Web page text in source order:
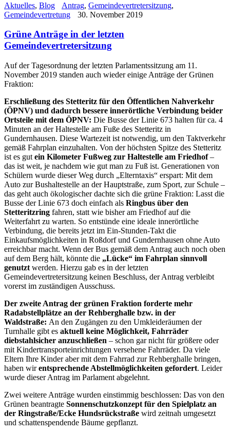
Aktuelles, Blog Antrag, Gemeindevertretersitzung,
Gemeindevertretung
30. November 2019
Grüne Anträge in der letzten
Gemeindevertretersitzung
Auf der Tagesordnung der letzten Parlamentssitzung am 11.
November 2019 standen auch wieder einige Anträge der Grünen
Fraktion:
Erschließung des Stetteritz für den Öffentlichen Nahverkehr
(ÖPNV) und dadurch bessere innerörtliche Verbindung beider
Ortsteile mit dem ÖPNV: Die Busse der Linie 673 halten für ca. 4
Minuten an der Haltestelle am Fuße des Stetteritz in
Gundernhausen. Diese Wartezeit ist notwendig, um den Taktverkehr
gemäß Fahrplan einzuhalten. Von der höchsten Spitze des Stetteritz
ist es gut ein Kilometer Fußweg zur Haltestelle am Friedhof–
das ist weit, je nachdem wie gut man zu Fuß ist. Generationen von
Schülern wurde dieser Weg durch „Elterntaxis“ erspart: Mit dem
Auto zur Bushaltestelle an der Hauptstraße, zum Sport, zur Schule –
das geht auch ökologischer dachte sich die grüne Fraktion: Lasst die
Busse der Linie 673 doch einfach als Ringbus über den
Stetteritzring fahren, statt wie bisher am Friedhof auf die
Weiterfahrt zu warten. So entstünde eine ideale innerörtliche
Verbindung, die bereits jetzt im Ein-Stunden-Takt die
Einkaufsmöglichkeiten in Roßdorf und Gundernhausen ohne Auto
erreichbar macht. Wenn der Bus gemäß dem Antrag auch noch oben
auf dem Berg hält, könnte die „Lücke“ im Fahrplan sinnvoll
genutzt werden. Hierzu gab es in der letzten
Gemeindevertretersitzung keinen Beschluss, der Antrag verbleibt
vorerst im zuständigen Ausschuss.
Der zweite Antrag der grünen Fraktion forderte mehr
Radabstellplätze an der Rehberghalle bzw. in der
Waldstraße: An den Zugängen zu den Umkleideräumen der
Turnhalle gibt es aktuell keine Möglichkeit, Fahrräder
diebstahlsicher anzuschließen – schon gar nicht für größere oder
mit Kindertransporteinrichtungen versehene Fahrräder. Da viele
Eltern Ihre Kinder aber mit dem Fahrrad zur Rehberghalle bringen,
haben wirentsprechende Abstellmöglichkeiten gefordert. Leider
wurde dieser Antrag im Parlament abgelehnt.
Zwei weitere Anträge wurden einstimmig beschlossen: Das von den
Grünen beantragte Sonnenschutzkonzept für den Spielplatz an
der Ringstraße/Ecke Hundsrückstraße wird zeitnah umgesetzt
und schattenspendende Bäume gepflanzt.